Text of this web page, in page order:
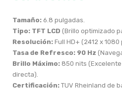
Tamaño: 6.8 pulgadas.
Tipo: TFT LCD (Brillo optimizado
Resolución: Full HD+ (2412 x 1080
Tasa de Refresco: 90 Hz
Brillo Máximo: 850 nits
directa).
Certificación: TUV Rheinland de